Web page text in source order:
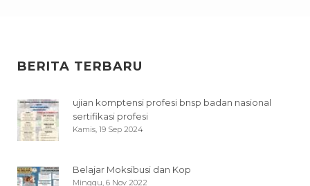
BERITA TERBARU
ujian komptensi profesi bnsp badan nasional
sertifikasi profesi
Kamis, 19 Sep 2024
Belajar Moksibusi dan Kop
Minggu, 6 Nov 2022